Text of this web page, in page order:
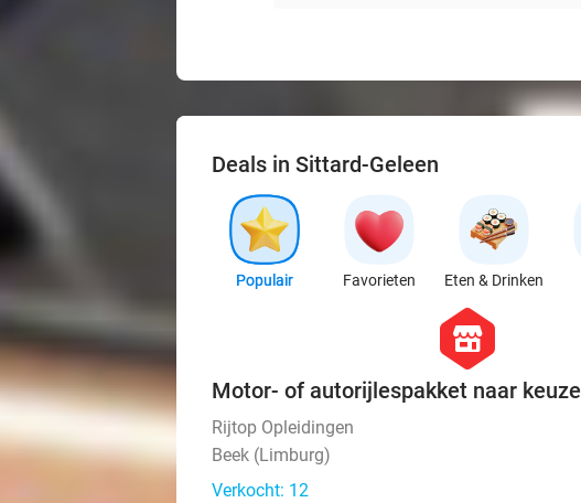
Deals in Sittard-Geleen
Populair Favorieten Eten & Drinken
hexagon
store
Motor- of autorijlespakket naar keuze
Rijtop Opleidingen
Beek (Limburg)
Verkocht: 12